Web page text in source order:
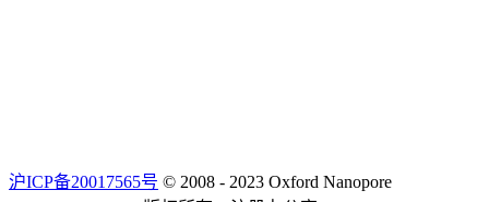
沪ICP备20017565号 © 2008 - 2023 Oxford Nanopore